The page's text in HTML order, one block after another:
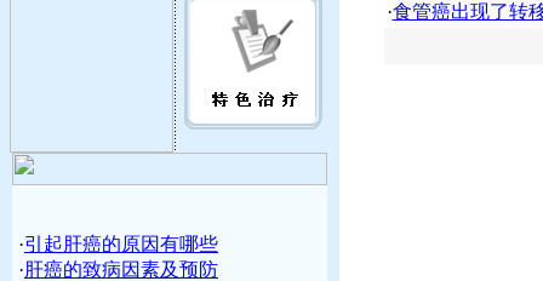
·引起肝癌的原因有哪些
·肝癌的致病因素及预防
·食管癌出现了转